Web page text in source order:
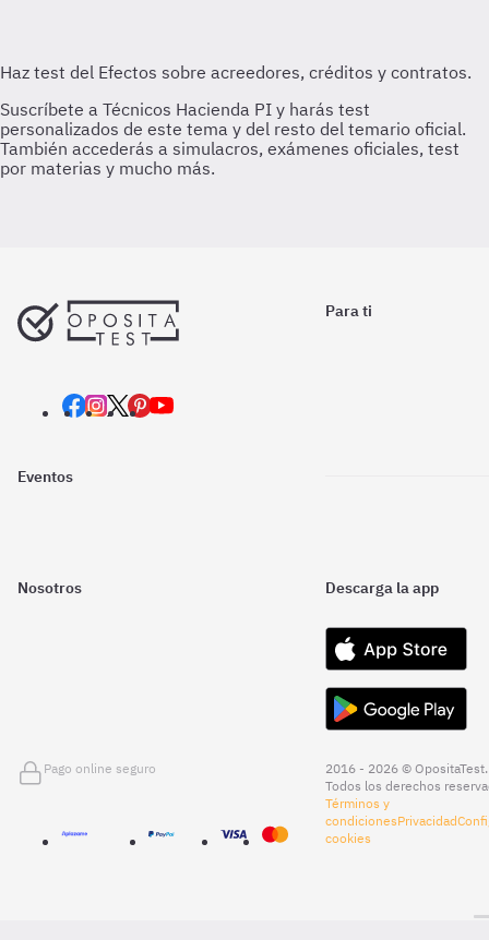
Para ti
Eventos
Nosotros Descarga la app
Pago online seguro
2016 - 2026 © OpositaTest.
Todos los derechos
Términos y
condicionesPrivacidad
cookies